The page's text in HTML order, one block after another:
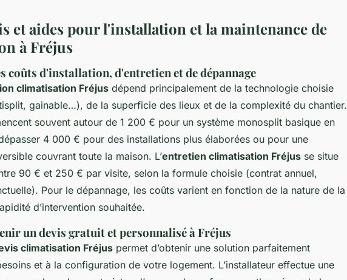
et aides pour l'installation et la maintenance de
à Fréjus
coûts d'installation, d'entretien et de dépannage
climatisation Fréjus dépend principalement de la technologie choisie
gainable…), de la superficie des lieux et de la complexité du chantier.
souvent autour de 1 200 € pour un système monosplit basique en
4 000 € pour des installations plus élaborées ou pour une
couvrant toute la maison. L’entretien climatisation Fréjus se situe
90 € et 250 € par visite, selon la formule choisie (contrat annuel,
Pour le dépannage, les coûts varient en fonction de la nature de la
d’intervention souhaitée.
un devis gratuit et personnalisé à Fréjus
climatisation Fréjus permet d’obtenir une solution parfaitement
et à la configuration de votre logement. L’installateur effectue une